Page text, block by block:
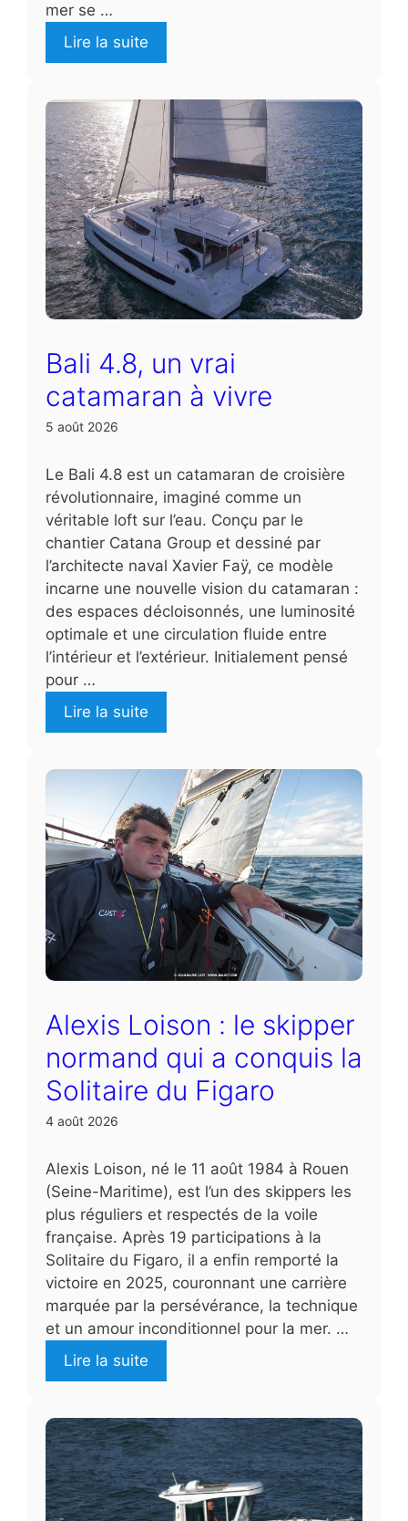
mer se …
Lire la suite
Bali 4.8, un vrai
catamaran à vivre
5 août 2026
Le Bali 4.8 est un catamaran de croisière
révolutionnaire, imaginé comme un
véritable loft sur l’eau. Conçu par le
chantier Catana Group et dessiné par
l’architecte naval Xavier Faÿ, ce modèle
incarne une nouvelle vision du catamaran :
des espaces décloisonnés, une luminosité
optimale et une circulation fluide entre
l’intérieur et l’extérieur. Initialement pensé
pour …
Lire la suite
Alexis Loison : le skipper
normand qui a conquis la
Solitaire du Figaro
4 août 2026
Alexis Loison, né le 11 août 1984 à Rouen
(Seine-Maritime), est l’un des skippers les
plus réguliers et respectés de la voile
française. Après 19 participations à la
Solitaire du Figaro, il a enfin remporté la
victoire en 2025, couronnant une carrière
marquée par la persévérance, la technique
et un amour inconditionnel pour la mer. …
Lire la suite